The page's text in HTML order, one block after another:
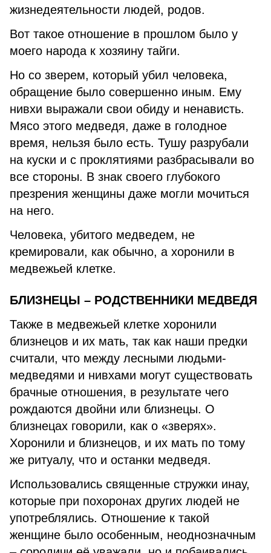
жизнедеятельности людей, родов.
Вот такое отношение в прошлом было у
моего народа к хозяину тайги.
Но со зверем, который убил человека,
обращение было совершенно иным. Ему
нивхи выражали свои обиду и ненависть.
Мясо этого медведя, даже в голодное
время, нельзя было есть. Тушу разрубали
на куски и с проклятиями разбрасывали во
все стороны. В знак своего глубокого
презрения женщины даже могли мочиться
на него.
Человека, убитого медведем, не
кремировали, как обычно, а хоронили в
медвежьей клетке.
БЛИЗНЕЦЫ – РОДСТВЕННИКИ МЕДВЕДЯ
Также в медвежьей клетке хоронили
близнецов и их мать, так как наши предки
считали, что между лесными людьми-
медведями и нивхами могут существовать
брачные отношения, в результате чего
рождаются двойни или близнецы. О
близнецах говорили, как о «зверях».
Хоронили и близнецов, и их мать по тому
же ритуалу, что и останки медведя.
Использовались священные стружки инау,
которые при похоронах других людей не
употреблялись. Отношение к такой
женщине было особенным, неоднозначным